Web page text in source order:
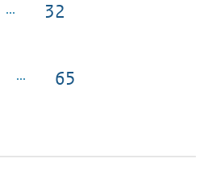
Pagina
32
Pagina
65